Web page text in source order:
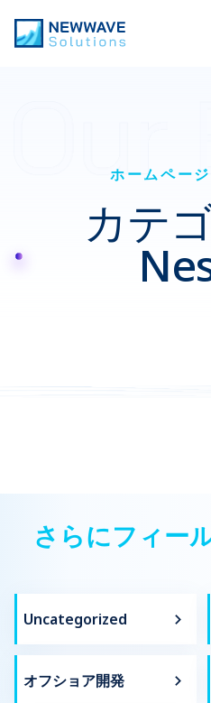
ホームページ
カテ
さらにフィー
Uncategorized
オフショア開発